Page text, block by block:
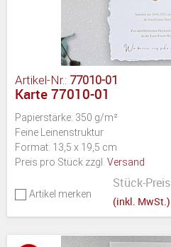
Artikel-Nr.: 77010-01
Karte 77010-01
Papierstärke: 350 g/m²
Feine Leinenstruktur
Format: 13,5 x 19,5 cm
Preis pro Stück zzgl. Versand
Artikel merken
Stück-Preis
(inkl. MwSt.)